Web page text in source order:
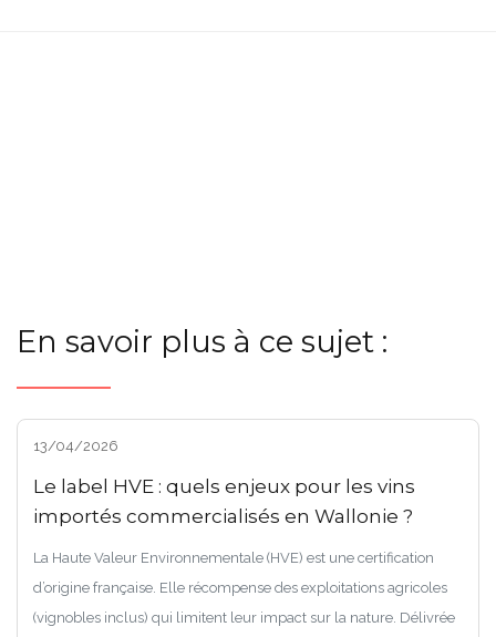
En savoir plus à ce sujet :
13/04/2026
Le label HVE : quels enjeux pour les vins
importés commercialisés en Wallonie ?
La Haute Valeur Environnementale (HVE) est une certification
d’origine française. Elle récompense des exploitations agricoles
(vignobles inclus) qui limitent leur impact sur la nature. Délivrée